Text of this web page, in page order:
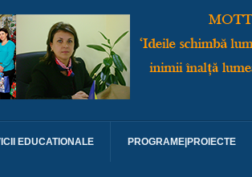
EDUCATIONALE PROGRAME|PROIECTE